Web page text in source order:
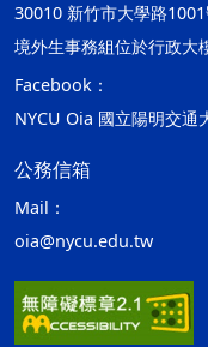
30010 新竹市大學路
境外生事務組位於行政大
Facebook：
NYCU Oia 國立陽明交通
公務信箱
Mail：
oia@nycu.edu.tw